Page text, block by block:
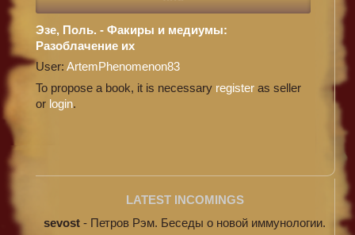
Эзе, Поль. - Факиры и медиумы:
Разоблачение их
User: ArtemPhenomenon83
To propose a book, it is necessary register as seller
or login.
LATEST INCOMINGS
sevost - Петров Рэм. Беседы о новой иммунологии.